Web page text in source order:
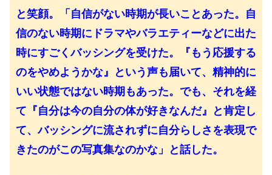
と笑顔。「自信がない時期が長いことあった。自
信のない時期にドラマやバラエティーなどに出た
時にすごくバッシングを受けた。『もう応援する
のをやめようかな』という声も届いて、精神的に
いい状態ではない時期もあった。でも、それを経
て『自分は今の自分の体が好きなんだ』と肯定し
て、バッシングに流されずに自分らしさを表現で
きたのがこの写真集なのかな」と話した。